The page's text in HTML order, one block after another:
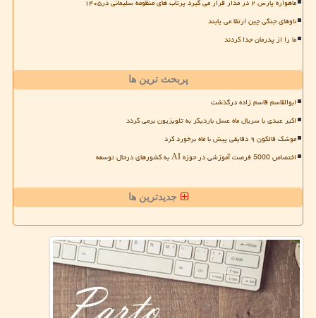
ناوهای جنگی چین ارتقا می یابند
ما را از پدرمان جدا کردند
پربحث ترین ها
ابوالقاسم قاسم زاده درگذشت
اکبر عبدی با سریال ماه عسل باردیگر به تلویزیون برمی گردد
موشک فالکون ۹ دقایقی پیش با ماه برخورد کرد
اختصاص 5000 فرصت آموزشی در حوزه AI به کشورهای درحال توسعه
جدیدترین ها